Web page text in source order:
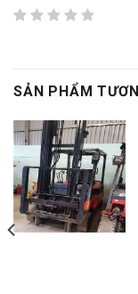
SẢN PHẨM